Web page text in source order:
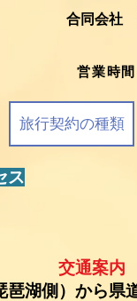
合同会社
営業時
旅行契約の種類
ス
交通案内
琶湖側）から県